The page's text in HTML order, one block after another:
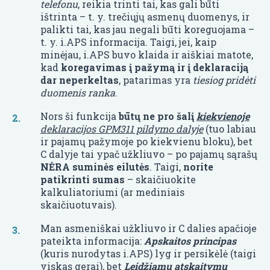
telefonu, reikia trinti tai, kas gali būti
ištrinta – t. y. trečiųjų asmenų duomenys, ir
palikti tai, kas jau negali būti koreguojama –
t. y. i.APS informacija. Taigi, jei, kaip
minėjau, i.APS buvo klaida ir aiškiai matote,
kad koregavimas į pažymą ir į deklaraciją
dar neperkeltas, patarimas yra tiesiog pridėti
duomenis ranka.
Nors ši funkcijabūtų ne pro šalįkiekvienoje
deklaracijos GPM311 pildymo dalyje(tuo labiau
ir pajamų pažymoje po kiekvienu bloku), bet
C dalyje tai ypač užkliuvo – po pajamų sąrašų
NĖRA suminės eilutės. Taigi, norite
patikrinti sumas – skaičiuokite
kalkuliatoriumi (ar mediniais
skaičiuotuvais).
Man asmeniškai užkliuvo ir C dalies apačioje
pateikta informacija:Apskaitos principas
(kuris nurodytas i.APS) lyg ir persikėlė (taigi
viskas gerai), bet Leidžiamų atskaitymų